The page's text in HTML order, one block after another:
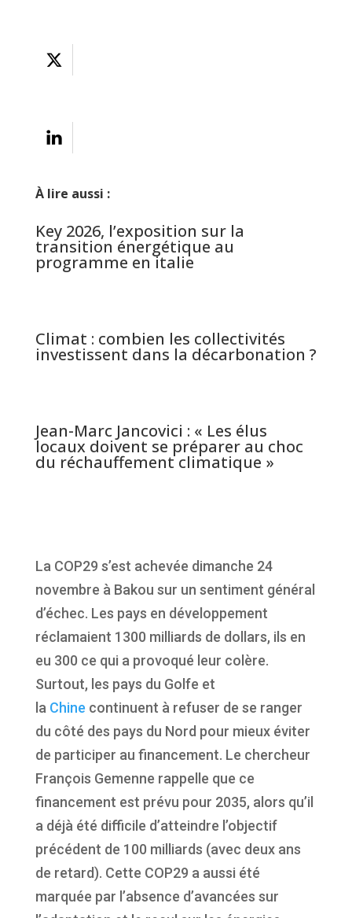
À lire aussi :
Key 2026, l’exposition sur la
transition énergétique au
programme en italie
Climat : combien les collectivités
investissent dans la décarbonation ?
Jean-Marc Jancovici : « Les élus
locaux doivent se préparer au choc
du réchauffement climatique »
La COP29 s’est achevée dimanche 24
novembre à Bakou sur un sentiment général
d’échec. Les pays en développement
réclamaient 1300 milliards de dollars, ils en
eu 300 ce qui a provoqué leur colère.
Surtout, les pays du Golfe et
la Chine continuent à refuser de se ranger
du côté des pays du Nord pour mieux éviter
de participer au financement. Le chercheur
François Gemenne rappelle que ce
financement est prévu pour 2035, alors qu’il
a déjà été difficile d’atteindre l’objectif
précédent de 100 milliards (avec deux ans
de retard). Cette COP29 a aussi été
marquée par l’absence d’avancées sur